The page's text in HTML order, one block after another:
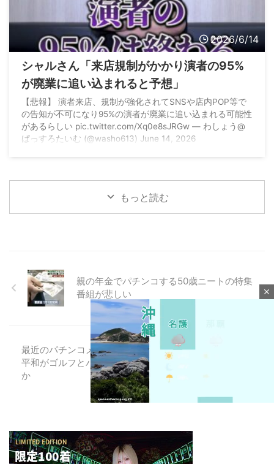
2026/6/14
シャルさん「来店規制がかかり演者の95%
が廃業に追い込まれると予想」
【悲報】 演者来店、規制が強化されてSNSや店内POP等で
の告知が不可になり95%の演者が廃業に追い込まれる可能性
があるらしい pic.twitter.com/Xq0e8sJRGw — わしょう@
ぱっすろたいむ (@washo613) June 14, 2026
もっと読む
親の年金でパチンコする50歳ニートの特集
番組が悲しい
最近のパチンコメーカーのイメージどう？
平和がゴルフとパチを切り離すとか大丈夫
か
close